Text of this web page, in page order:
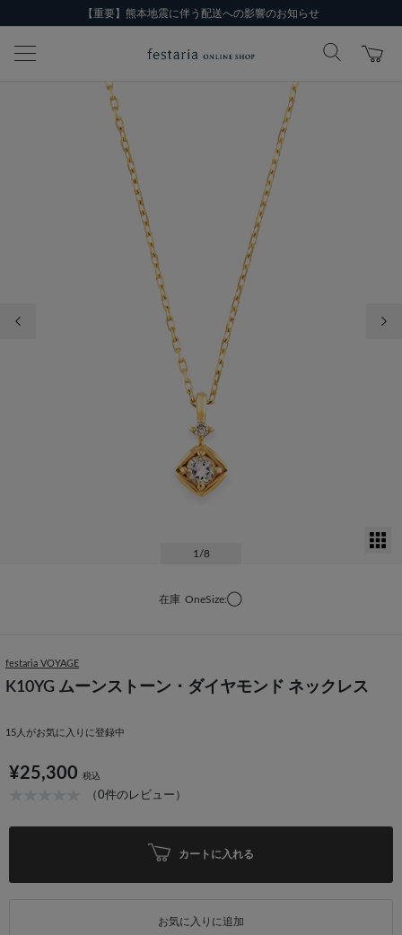
【重要】熊本地震に伴う配送への影響のお知らせ
1 /8
在庫 OneSize:◯
festaria VOYAGE
K10YG ムーンストーン・ダイヤモンド ネックレス
15 人がお気に入りに登録中
¥25,300 税込
（0件のレビュー）
カートに入れる
お気に入りに追加